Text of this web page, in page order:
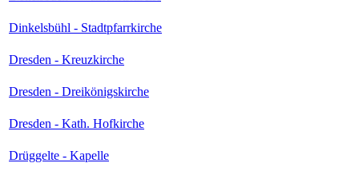
Dinkelsbühl - Stadtpfarrkirche
Dresden - Kreuzkirche
Dresden - Dreikönigskirche
Dresden - Kath. Hofkirche
Drüggelte - Kapelle